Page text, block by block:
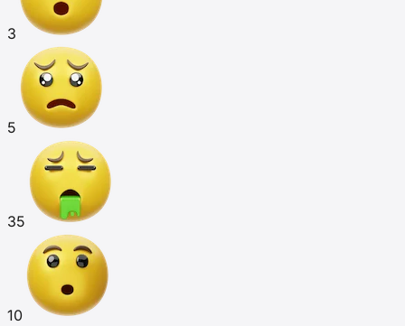
3
5
35
10